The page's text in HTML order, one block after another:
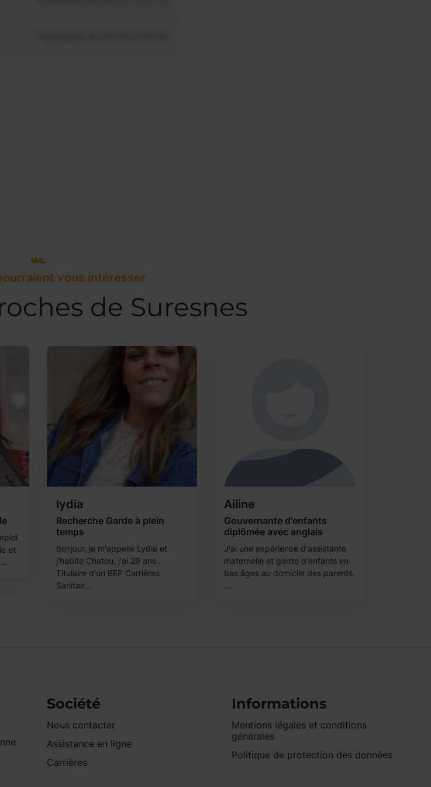
vous intéresser
de Suresnes
et
lydia
Recherche Garde à plein
temps
Bonjour, je m'appelle Lydia et
j'habite Chatou, j'ai 29 ans .
Titulaire d'un BEP Carrières
Sanitair...
Ailine
Gouvernante d'enfants
diplômée avec anglais
J'ai une expérience d'assistante
maternelle et garde d'enfants en
bas âges au domicile des parents.
...
Société
Nous contacter
Assistance en ligne
Carrières
Informations
Mentions légales et conditions
générales
Politique de protection des données